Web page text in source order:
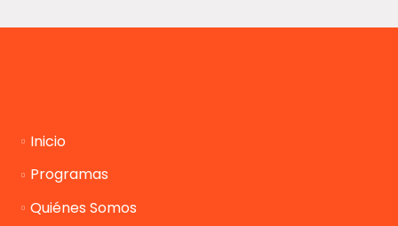
Inicio
Programas
Quiénes Somos